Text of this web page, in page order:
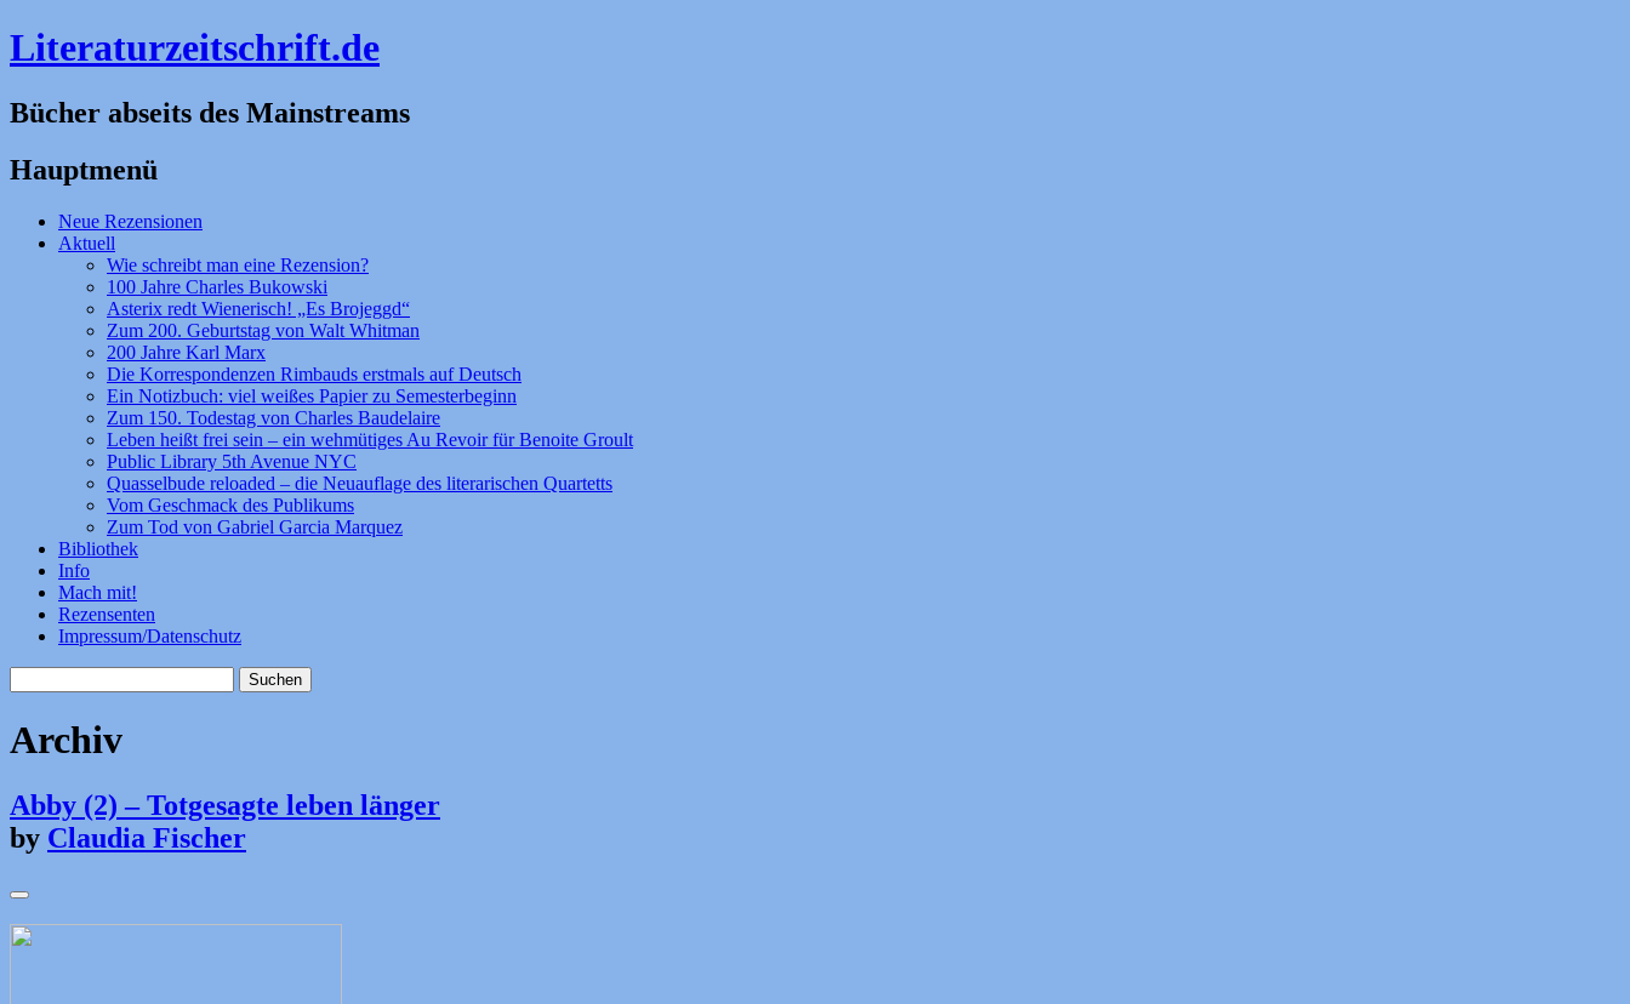
Literaturzeitschrift.de
Bücher abseits des Mainstreams
Hauptmenü
Zum
Inhalt
Neue Rezensionen
Aktuell
Wie schreibt man eine Rezension?
100 Jahre Charles Bukowski
Asterix redt Wienerisch! „Es Brojeggd“
Zum 200. Geburtstag von Walt Whitman
200 Jahre Karl Marx
Die Korrespondenzen Rimbauds erstmals auf Deutsch
Ein Notizbuch: viel weißes Papier zu Semesterbeginn
Zum 150. Todestag von Charles Baudelaire
Leben heißt frei sein – ein wehmütiges Au Revoir für Benoite Groult
Public Library 5th Avenue NYC
Quasselbude reloaded – die Neuauflage des literarischen Quartetts
Vom Geschmack des Publikums
Zum Tod von Gabriel Garcia Marquez
Bibliothek
Info
Mach mit!
Rezensenten
Impressum/Datenschutz
nach:
Archiv
Abby (2) – Totgesagte leben länger
by Claudia Fischer